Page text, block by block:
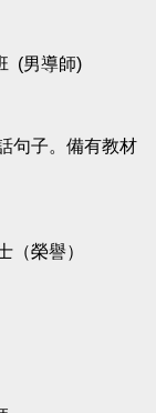
(男導師)
句子。備有教材
（榮譽）